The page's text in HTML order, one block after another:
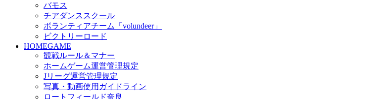
奈良クラブ明治安田Ｊ3リーグ 2026/27シーズン「鹿パス」
観戦ルール＆マナー
FANCOMMUNITY
2026/27ファンコミュニティ
サポートショップ
GOODS
オフィシャルストア（実店舗）
オンラインストア
ACADEMY
アカデミーについて
バモス
チアダンススクール
ボランティアチーム「volundeer」
ビクトリーロード
HOMEGAME
観戦ルール＆マナー
ホームゲーム運営管理規定
Jリーグ運営管理規定
写真・動画使用ガイドライン
ロートフィールド奈良